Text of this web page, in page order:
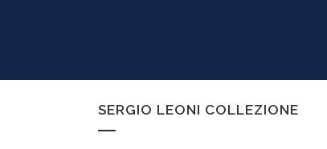
SERGIO LEONI COLLEZIONE